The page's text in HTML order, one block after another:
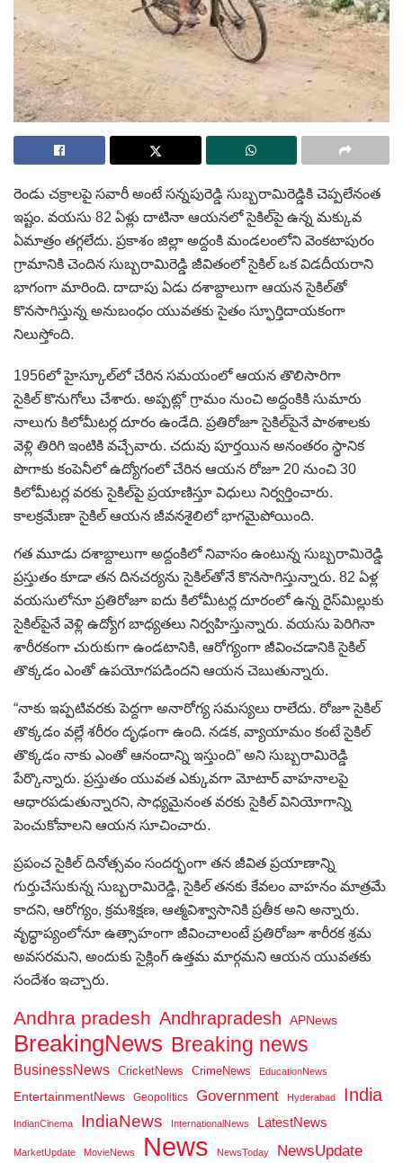
రెండు చక్రాలపై సవారీ అంటే సన్నపురెడ్డి సుబ్బరామిరెడ్డికి చెప్పలేనంత
ఇష్టం. వయసు 82 ఏళ్లు దాటినా ఆయనలో సైకిల్‌పై ఉన్న మక్కువ
ఏమాత్రం తగ్గలేదు. ప్రకాశం జిల్లా అద్దంకి మండలంలోని వెంకటాపురం
గ్రామానికి చెందిన సుబ్బరామిరెడ్డి జీవితంలో సైకిల్ ఒక విడదీయరాని
భాగంగా మారింది. దాదాపు ఏడు దశాబ్దాలుగా ఆయన సైకిల్‌తో
కొనసాగిస్తున్న అనుబంధం యువతకు సైతం స్ఫూర్తిదాయకంగా
నిలుస్తోంది.
1956లో హైస్కూల్‌లో చేరిన సమయంలో ఆయన తొలిసారిగా
సైకిల్ కొనుగోలు చేశారు. అప్పట్లో గ్రామం నుంచి అద్దంకికి సుమారు
నాలుగు కిలోమీటర్ల దూరం ఉండేది. ప్రతిరోజూ సైకిల్‌పైనే పాఠశాలకు
వెళ్లి తిరిగి ఇంటికి వచ్చేవారు. చదువు పూర్తయిన అనంతరం స్థానిక
పొగాకు కంపెనీలో ఉద్యోగంలో చేరిన ఆయన రోజూ 20 నుంచి 30
కిలోమీటర్ల వరకు సైకిల్‌పై ప్రయాణిస్తూ విధులు నిర్వర్తించారు.
కాలక్రమేణా సైకిల్ ఆయన జీవనశైలిలో భాగమైపోయింది.
గత మూడు దశాబ్దాలుగా అద్దంకిలో నివాసం ఉంటున్న సుబ్బరామిరెడ్డి
ప్రస్తుతం కూడా తన దినచర్యను సైకిల్‌తోనే కొనసాగిస్తున్నారు. 82 ఏళ్ల
వయసులోనూ ప్రతిరోజూ ఐదు కిలోమీటర్ల దూరంలో ఉన్న రైస్‌మిల్లుకు
సైకిల్‌పైనే వెళ్లి ఉద్యోగ బాధ్యతలు నిర్వహిస్తున్నారు. వయసు పెరిగినా
శారీరకంగా చురుకుగా ఉండటానికి, ఆరోగ్యంగా జీవించడానికి సైకిల్
తొక్కడం ఎంతో ఉపయోగపడిందని ఆయన చెబుతున్నారు.
“నాకు ఇప్పటివరకు పెద్దగా అనారోగ్య సమస్యలు రాలేదు. రోజూ సైకిల్
తొక్కడం వల్లే శరీరం దృఢంగా ఉంది. నడక, వ్యాయామం కంటే సైకిల్
తొక్కడం నాకు ఎంతో ఆనందాన్ని ఇస్తుంది” అని సుబ్బరామిరెడ్డి
పేర్కొన్నారు. ప్రస్తుతం యువత ఎక్కువగా మోటార్ వాహనాలపై
ఆధారపడుతున్నారని, సాధ్యమైనంత వరకు సైకిల్ వినియోగాన్ని
పెంచుకోవాలని ఆయన సూచించారు.
ప్రపంచ సైకిల్ దినోత్సవం సందర్భంగా తన జీవిత ప్రయాణాన్ని
గుర్తుచేసుకున్న సుబ్బరామిరెడ్డి, సైకిల్ తనకు కేవలం వాహనం మాత్రమే
కాదని, ఆరోగ్యం, క్రమశిక్షణ, ఆత్మవిశ్వాసానికి ప్రతీక అని అన్నారు.
వృద్ధాప్యంలోనూ ఉత్సాహంగా జీవించాలంటే ప్రతిరోజూ శారీరక శ్రమ
అవసరమని, అందుకు సైక్లింగ్ ఉత్తమ మార్గమని ఆయన యువతకు
సందేశం ఇచ్చారు.
Andhra pradesh Andhrapradesh APNews
BreakingNews Breaking news
BusinessNews CricketNews CrimeNews EducationNews
EntertainmentNews Geopolitics Government Hyderabad India
IndianCinema IndiaNews InternationalNews LatestNews
MarketUpdate MovieNews News NewsToday NewsUpdate